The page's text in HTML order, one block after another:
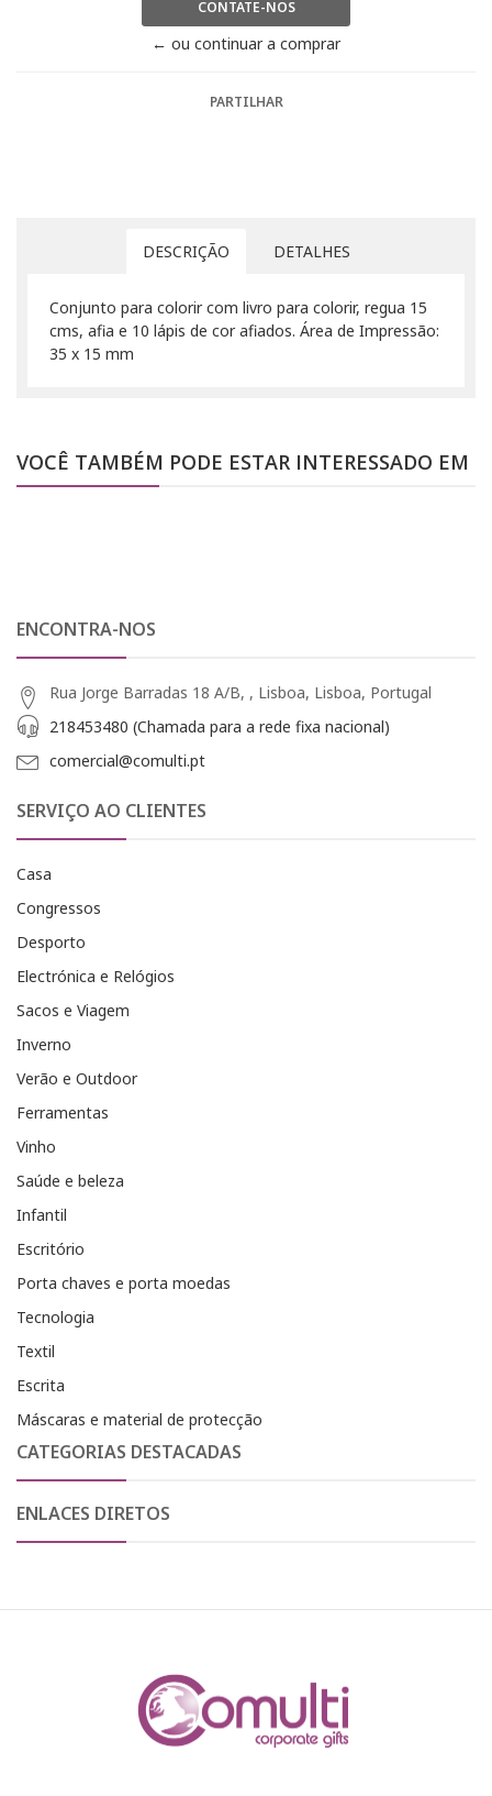
CONTATE-NOS
← ou continuar a comprar
PARTILHAR
DESCRIÇÃO DETALHES
Conjunto para colorir com livro para colorir, regua 15
cms, afia e 10 lápis de cor afiados. Área de Impressão:
35 x 15 mm
VOCÊ TAMBÉM PODE ESTAR INTERESSADO EM
ENCONTRA-NOS
Rua Jorge Barradas 18 A/B, , Lisboa, Lisboa, Portugal
218453480 (Chamada para a rede fixa nacional)
comercial@comulti.pt
SERVIÇO AO CLIENTES
Casa
Congressos
Desporto
Electrónica e Relógios
Sacos e Viagem
Inverno
Verão e Outdoor
Ferramentas
Vinho
Saúde e beleza
Infantil
Escritório
Porta chaves e porta moedas
Tecnologia
Textil
Escrita
Máscaras e material de protecção
CATEGORIAS DESTACADAS
ENLACES DIRETOS